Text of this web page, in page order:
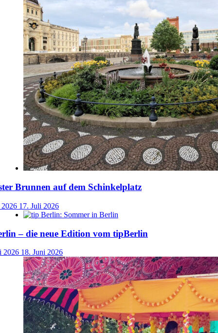
Brunnen auf dem Schinkelplatz
17. Juli 2026
– die neue Edition vom tipBerlin
2026 18. Juni 2026